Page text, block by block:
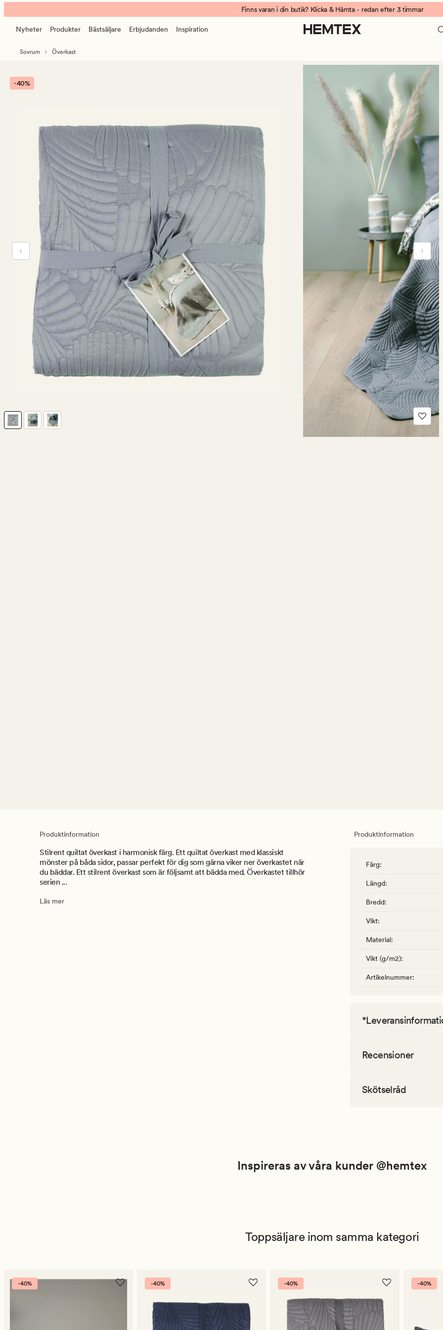
Louie
överkast
gråblå
banner.
Klicka
ESCAPE
att
pausa.
Finns varan i din butik? Klicka & Hämta - redan efter 3 timmar
Nyheter Produkter Bästsäljare Erbjudanden Inspiration
Sovrum Överkast
-40%
Produktinformation
Stilrent quiltat överkast i harmonisk färg. Ett quiltat överkast med klassiskt
mönster på båda sidor, passar perfekt för dig som gärna viker ner överkastet när
du bäddar. Ett stilrent överkast som är följsamt att bädda med. Överkastet tillhör
serien ...
Läs mer
Produktinformation
Färg:
Längd:
Bredd:
Vikt:
Material:
Vikt (g/m2):
Artikelnummer:
Recensioner
Skötselråd
Inspireras av våra kunder @hemtex
Toppsäljare inom samma kategori
-40% -40% -40% -40%